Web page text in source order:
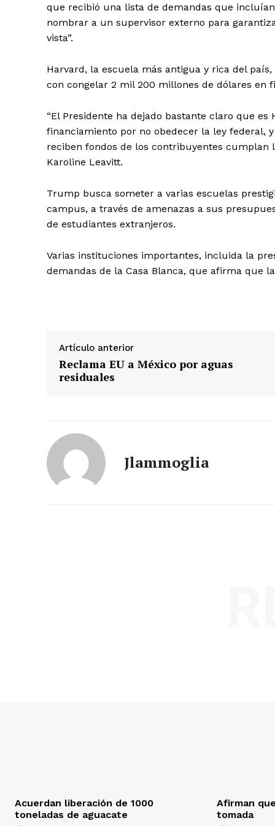
que recibió una lista de demandas que
nombrar a un supervisor externo para
vista”.
Harvard, la escuela más antigua y rica del
con congelar 2 mil 200 millones de dólares en
“El Presidente ha dejado bastante claro que
financiamiento por no obedecer la ley federal,
reciben fondos de los contribuyentes cumplan
Karoline Leavitt.
Trump busca someter a varias escuelas
campus, a través de amenazas a sus
de estudiantes extranjeros.
Varias instituciones importantes, incluida la
demandas de la Casa Blanca, que afirma que
Artículo anterior
Reclama EU a México por aguas
residuales
Jlammoglia
Acuerdan liberación de 1000
toneladas de aguacate
Afirman
tomada